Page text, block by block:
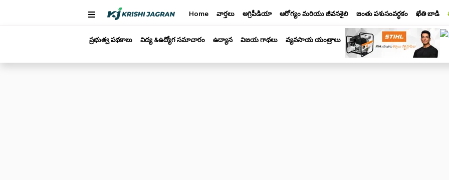
Home వార్తలు అగ్రిపీడియా ఆరోగ్యం మరియు జీవనశైలి జంతు పశుసంవర్ధకం ఖేతి బాడి
ప్రభుత్వ పథకాలు విద్య &ఉద్యోగ సమాచారం ఉద్యాన విజయ గాథలు వ్యవసాయ యంత్రాలు